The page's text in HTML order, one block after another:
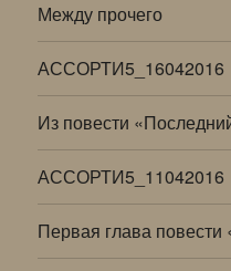
Между прочего
АССОРТИ5_16042016
Из повести
АССОРТИ5_11042016
Первая глава повести